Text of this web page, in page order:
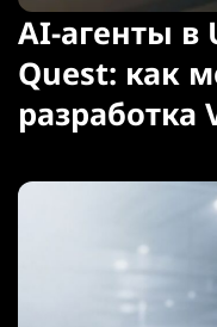
AI-агенты в
Quest: как
разработка